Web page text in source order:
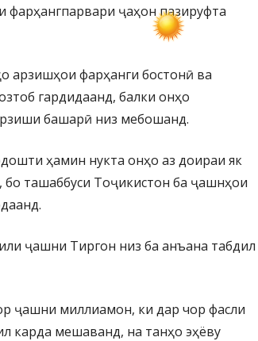
фарҳангпарвари ҷаҳон пазируфта
арзишҳои фарҳанги бостонӣ ва
гардидаанд, балки онҳо
башарӣ низ мебошанд.
ҳамин нукта онҳо аз доираи як
ташаббуси Тоҷикистон ба ҷашнҳои
ҷашни Тиргон низ ба анъана табдил
ҷашни миллиамон, ки дар чор фасли
карда мешаванд, на танҳо эҳёву